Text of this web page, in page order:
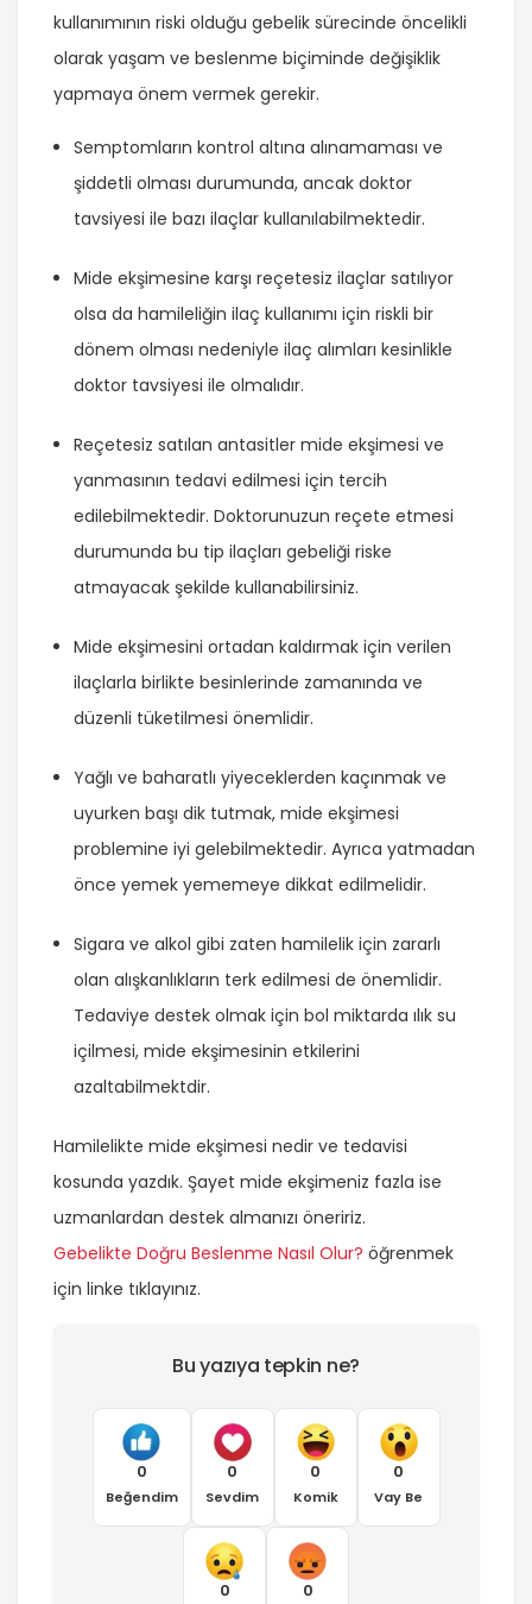
kullanımının riski olduğu gebelik sürecinde öncelikli
olarak yaşam ve beslenme biçiminde değişiklik
yapmaya önem vermek gerekir.
Semptomların kontrol altına alınamaması ve
şiddetli olması durumunda, ancak doktor
tavsiyesi ile bazı ilaçlar kullanılabilmektedir.
Mide ekşimesine karşı reçetesiz ilaçlar satılıyor
olsa da hamileliğin ilaç kullanımı için riskli bir
dönem olması nedeniyle ilaç alımları kesinlikle
doktor tavsiyesi ile olmalıdır.
Reçetesiz satılan antasitler mide ekşimesi ve
yanmasının tedavi edilmesi için tercih
edilebilmektedir. Doktorunuzun reçete etmesi
durumunda bu tip ilaçları gebeliği riske
atmayacak şekilde kullanabilirsiniz.
Mide ekşimesini ortadan kaldırmak için verilen
ilaçlarla birlikte besinlerinde zamanında ve
düzenli tüketilmesi önemlidir.
Yağlı ve baharatlı yiyeceklerden kaçınmak ve
uyurken başı dik tutmak, mide ekşimesi
problemine iyi gelebilmektedir. Ayrıca yatmadan
önce yemek yememeye dikkat edilmelidir.
Sigara ve alkol gibi zaten hamilelik için zararlı
olan alışkanlıkların terk edilmesi de önemlidir.
Tedaviye destek olmak için bol miktarda ılık su
içilmesi, mide ekşimesinin etkilerini
azaltabilmektdir.
Hamilelikte mide ekşimesi nedir ve tedavisi
kosunda yazdık. Şayet mide ekşimeniz fazla ise
uzmanlardan destek almanızı öneririz.
Gebelikte Doğru Beslenme Nasıl Olur? öğrenmek
için linke tıklayınız.
Bu yazıya tepkin ne?
0
Beğendim
0
Sevdim
0
Komik
0
Vay Be
0 0